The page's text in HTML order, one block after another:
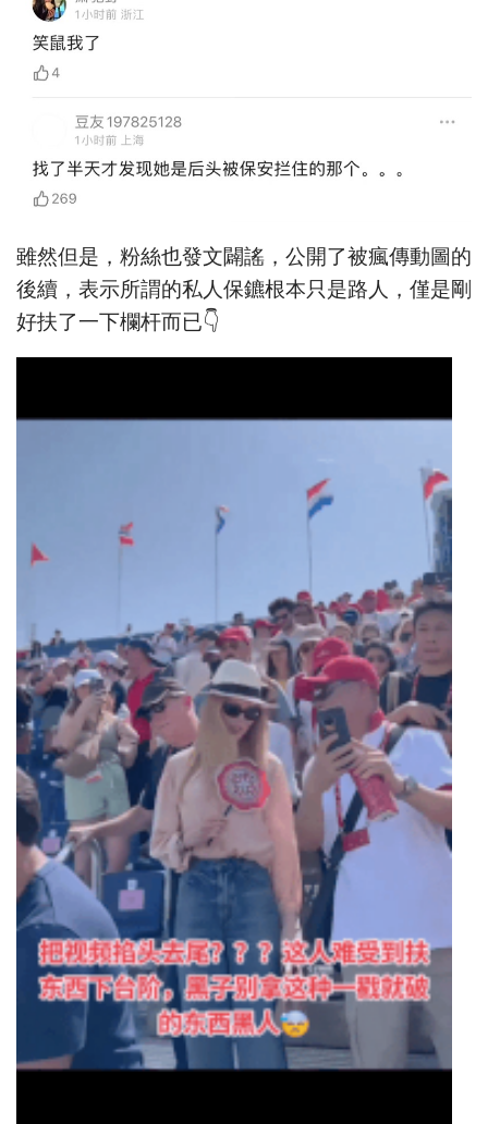
雖然但是，粉絲也發文闢謠，公開了被瘋傳動圖的
後續，表示所謂的私人保鑣根本只是路人，僅是剛
好扶了一下欄杆而已👇